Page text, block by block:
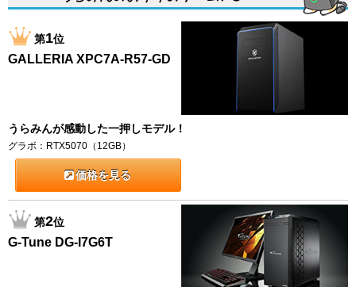
第1位
GALLERIA XPC7A-R57-GD
うらみんが感動した一押しモデル！
グラボ：RTX5070（12GB）
価格を見る
第2位
G-Tune DG-I7G6T